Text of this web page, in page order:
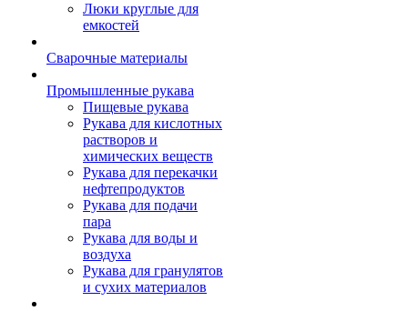
Люки круглые для
емкостей
Сварочные материалы
Промышленные рукава
Пищевые рукава
Рукава для кислотных
растворов и
химических веществ
Рукава для перекачки
нефтепродуктов
Рукава для подачи
пара
Рукава для воды и
воздуха
Рукава для гранулятов
и сухих материалов